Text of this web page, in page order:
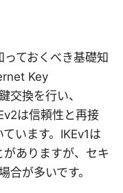
ておくべき基礎知
Key
交換を行い、
は信頼性と再接
います。IKEv1は
ありますが、セキ
合が多いです。